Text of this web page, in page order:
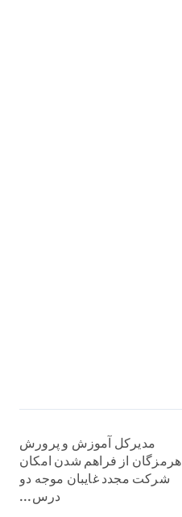
مدیرکل آموزش و پرورش
هرمزگان از فراهم شدن امکان
شرکت مجدد غایبان موجه دو
درس...